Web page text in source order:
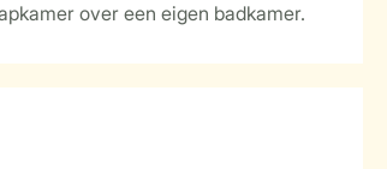
over een eigen badkamer.